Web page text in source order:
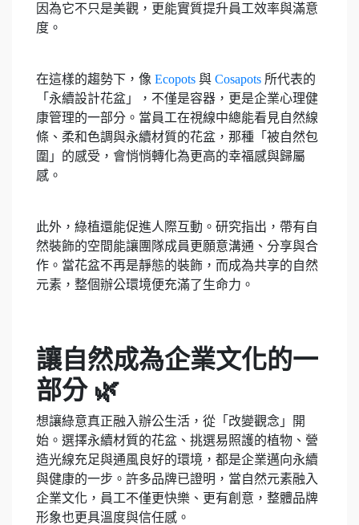
因為它不只是美觀，更能實質提升員工效率與滿意
度。
在這樣的趨勢下，像 Ecopots 與 Cosapots 所代表的
「永續設計花盆」，不僅是容器，更是企業心理健
康管理的一部分。當員工在視線中總能看見自然線
條、柔和色調與永續材質的花盆，那種「被自然包
圍」的感受，會悄悄轉化為更高的幸福感與歸屬
感。
此外，綠植還能促進人際互動。研究指出，帶有自
然裝飾的空間能讓團隊成員更願意溝通、分享與合
作。當花盆不再是靜態的裝飾，而成為共享的自然
元素，整個辦公環境便充滿了生命力。
讓自然成為企業文化的一
部分 🌿
想讓綠意真正融入辦公生活，從「改變觀念」開
始。選擇永續材質的花盆、挑選易照護的植物、營
造光線充足與通風良好的環境，都是企業邁向永續
與健康的一步。許多品牌已證明，當自然元素融入
企業文化，員工不僅更快樂、更有創意，整體品牌
形象也更具溫度與信任感。